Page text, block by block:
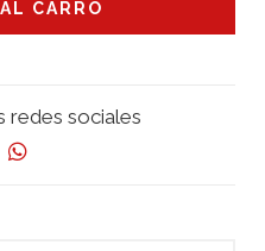
redes sociales